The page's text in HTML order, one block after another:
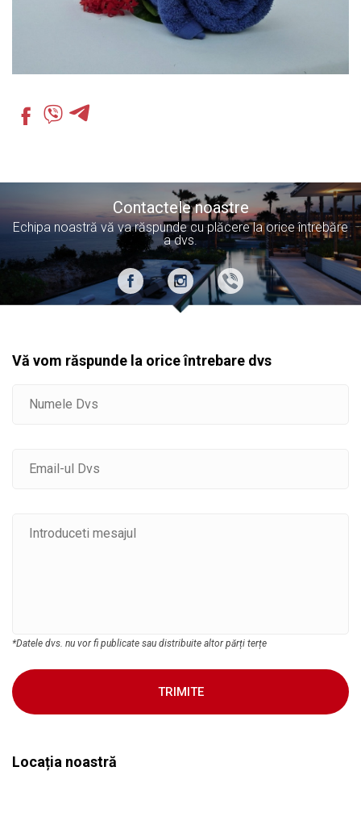
Contactele noastre
Echipa noastră vă va răspunde cu plăcere la orice întrebăre
a dvs.
Vă vom răspunde la orice întrebare dvs
*Datele dvs. nu vor fi publicate sau distribuite altor părți terțe
TRIMITE
Locația noastră